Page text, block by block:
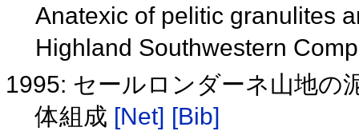
Anatexic of pelitic granulites
Highland Southwestern
1995: セールロンダーネ山地の
体組成 [Net] [Bib]